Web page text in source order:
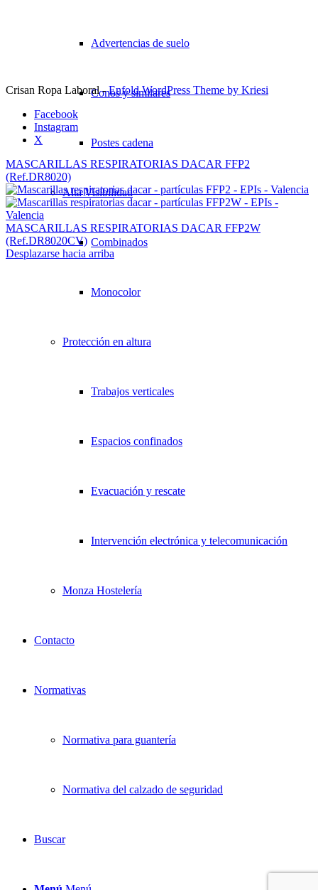
Advertencias de suelo
Conos y similares
Postes cadena
Alta Visibilidad
Combinados
Monocolor
Protección en altura
Trabajos verticales
Espacios confinados
Evacuación y rescate
Intervención electrónica y telecomunicación
Monza Hostelería
Contacto
Normativas
Normativa para guantería
Normativa del calzado de seguridad
Buscar
Crisan Ropa Laboral -Enfold WordPress Theme by Kriesi
Facebook
Instagram
X
MASCARILLAS RESPIRATORIAS DACAR FFP2
(Ref.DR8020)
MASCARILLAS RESPIRATORIAS DACAR FFP2W
(Ref.DR8020CV)
Desplazarse hacia arriba